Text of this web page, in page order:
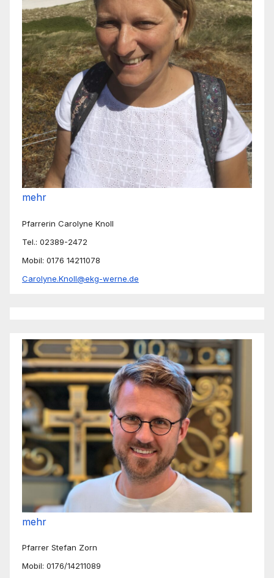
mehr
Pfarrerin Carolyne Knoll
Tel.: 02389-2472
Mobil: 0176 14211078
Carolyne.Knoll@ekg-werne.de
mehr
Pfarrer Stefan Zorn
Mobil: 0176/14211089